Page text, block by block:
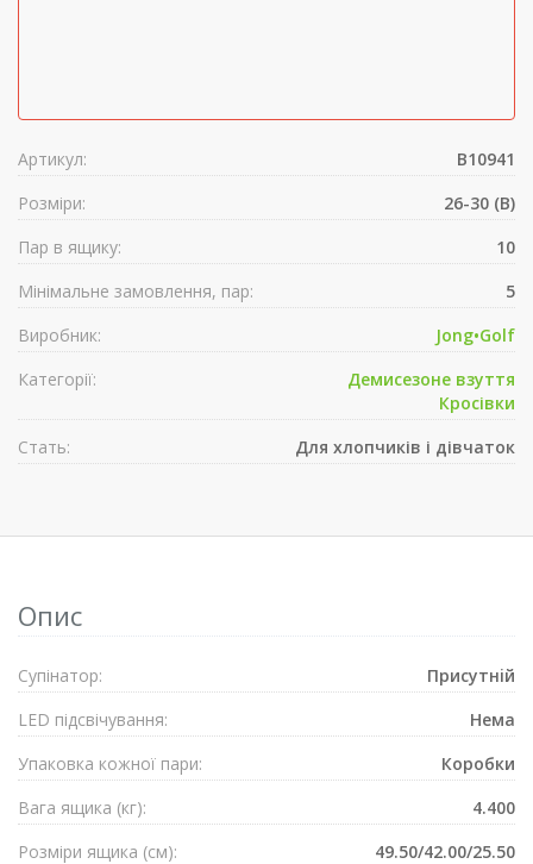
Артикул:
B10941
Розміри:
26-30 (B)
Пар в ящику:
10
Мінімальне замовлення, пар:
5
Виробник:
Jong•Golf
Категорії:
Демисезонe взуття
Кросівки
Стать:
Для хлопчиків і дівчаток
Опис
Супiнатор:
Присутнiй
LED підсвічування:
Нема
Упаковка кожної пари:
Коробки
Вага ящика (кг):
4.400
Розмiри ящика (см):
49.50/42.00/25.50